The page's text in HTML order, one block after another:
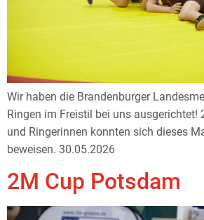
Wir haben die Brandenburger
Ringen im Freistil bei uns ausgerichtet!
und Ringerinnen konnten sich dieses
beweisen. 30.05.2026
2M Cup Potsdam